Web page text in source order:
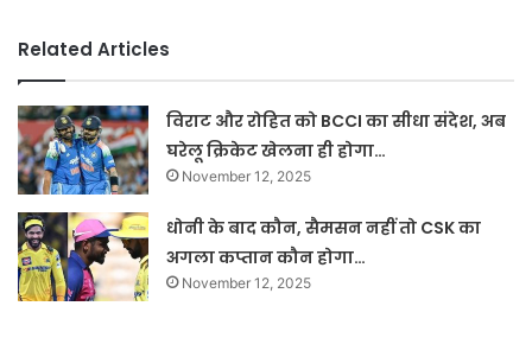
Related Articles
विराट और रोहित को BCCI का सीधा संदेश, अब
घरेलू क्रिकेट खेलना ही होगा…
November 12, 2025
धोनी के बाद कौन, सैमसन नहीं तो CSK का
अगला कप्तान कौन होगा…
November 12, 2025